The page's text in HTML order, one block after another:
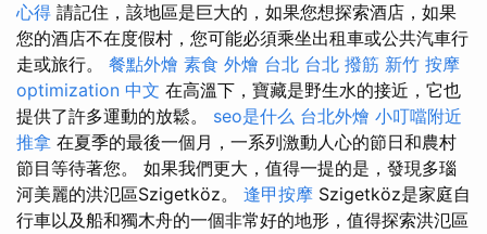
心得 請記住，該地區是巨大的，如果您想探索酒店，如果
您的酒店不在度假村，您可能必須乘坐出租車或公共汽車行
走或旅行。 餐點外燴 素食 外燴 台北 台北 撥筋 新竹 按摩
optimization 中文 在高溫下，寶藏是野生水的接近，它也
提供了許多運動的放鬆。 seo是什么 台北外燴 小叮噹附近
推拿 在夏季的最後一個月，一系列激動人心的節日和農村
節目等待著您。 如果我們更大，值得一提的是，發現多瑙
河美麗的洪氾區Szigetköz。 逢甲按摩 Szigetköz是家庭自
行車以及船和獨木舟的一個非常好的地形，值得探索洪氾區